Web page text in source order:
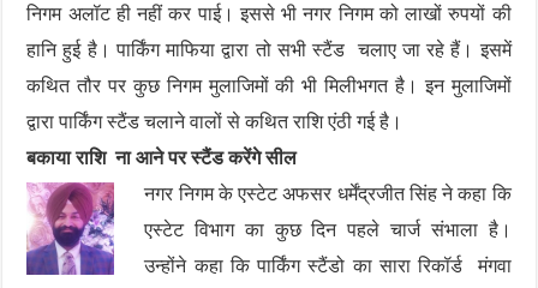
निगम अलॉट ही नहीं कर पाई। इससे भी नगर निगम को लाखों रुपयों की
हानि हुई है। पार्किंग माफिया द्वारा तो सभी स्टैंड चलाए जा रहे हैं। इसमें
कथित तौर पर कुछ निगम मुलाजिमों की भी मिलीभगत है। इन मुलाजिमों
द्वारा पार्किंग स्टैंड चलाने वालों से कथित राशि एंठी गई है।
बकाया राशि ना आने पर स्टैंड करेंगे सील
नगर निगम के एस्टेट अफसर धर्मेंद्रजीत सिंह ने कहा कि
एस्टेट विभाग का कुछ दिन पहले चार्ज संभाला है।
उन्होंने कहा कि पार्किंग स्टैंडो का सारा रिकॉर्ड मंगवा